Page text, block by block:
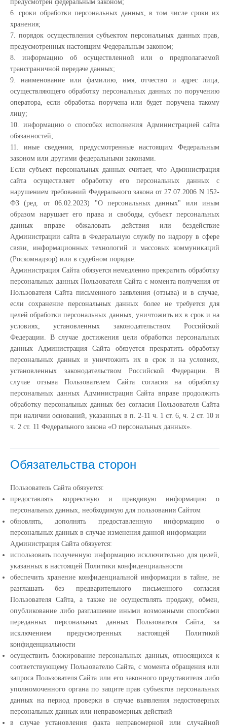
предусмотрен федеральным законом;
6. сроки обработки персональных данных, в том числе сроки их
хранения;
7. порядок осуществления субъектом персональных данных прав,
предусмотренных настоящим Федеральным законом;
8. информацию об осуществленной или о предполагаемой
трансграничной передаче данных;
9. наименование или фамилию, имя, отчество и адрес лица,
осуществляющего обработку персональных данных по поручению
оператора, если обработка поручена или будет поручена такому
лицу;
10. информацию о способах исполнения Администрацией сайта
обязанностей;
11. иные сведения, предусмотренные настоящим Федеральным
законом или другими федеральными законами.
Если субъект персональных данных считает, что Администрация
сайта осуществляет обработку его персональных данных с
нарушением требований Федерального закона от 27.07.2006 N 152-
ФЗ (ред. от 06.02.2023) "О персональных данных" или иным
образом нарушает его права и свободы, субъект персональных
данных вправе обжаловать действия или бездействие
Администрации сайта в Федеральную службу по надзору в сфере
связи, информационных технологий и массовых коммуникаций
(Роскомнадзор) или в судебном порядке.
Администрация Сайта обязуется немедленно прекратить обработку
персональных данных Пользователя Сайта с момента получения от
Пользователя Сайта письменного заявления (отзыва) и в случае,
если сохранение персональных данных более не требуется для
целей обработки персональных данных, уничтожить их в срок и на
условиях, установленных законодательством Российской
Федерации. В случае достижения цели обработки персональных
данных Администрация Сайта обязуется прекратить обработку
персональных данных и уничтожить их в срок и на условиях,
установленных законодательством Российской Федерации. В
случае отзыва Пользователем Сайта согласия на обработку
персональных данных Администрация Сайта вправе продолжить
обработку персональных данных без согласия Пользователя Сайта
при наличии оснований, указанных в п. 2-11 ч. 1 ст. 6, ч. 2 ст. 10 и
ч. 2 ст. 11 Федерального закона «О персональных данных».
Обязательства сторон
Пользователь Сайта обязуется:
предоставлять корректную и правдивую информацию о
персональных данных, необходимую для пользования Сайтом
обновлять, дополнять предоставленную информацию о
персональных данных в случае изменения данной информации
Администрация Сайта обязуется:
использовать полученную информацию исключительно для целей,
указанных в настоящей Политики конфиденциальности
обеспечить хранение конфиденциальной информации в тайне, не
разглашать без предварительного письменного согласия
Пользователя Сайта, а также не осуществлять продажу, обмен,
опубликование либо разглашение иными возможными способами
переданных персональных данных Пользователя Сайта, за
исключением предусмотренных настоящей Политикой
конфиденциальности
осуществить блокирование персональных данных, относящихся к
соответствующему Пользователю Сайта, с момента обращения или
запроса Пользователя Сайта или его законного представителя либо
уполномоченного органа по защите прав субъектов персональных
данных на период проверки в случае выявления недостоверных
персональных данных или неправомерных действий
в случае установления факта неправомерной или случайной